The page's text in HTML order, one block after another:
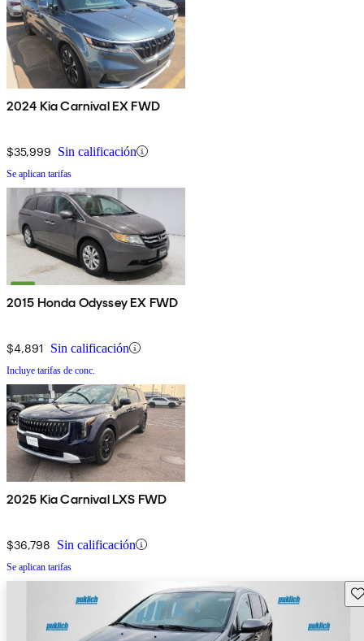
2024 Kia Carnival EX FWD
$35,999 Sin calificación
Se aplican tarifas
2015 Honda Odyssey EX FWD
$4,891 Sin calificación
Incluye tarifas de conc.
2025 Kia Carnival LXS FWD
$36,798 Sin calificación
Se aplican tarifas